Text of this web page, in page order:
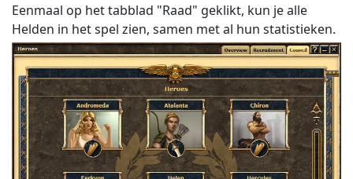
Eenmaal op het tabblad "Raad" geklikt, kun je alle
Helden in het spel zien, samen met al hun statistieken.